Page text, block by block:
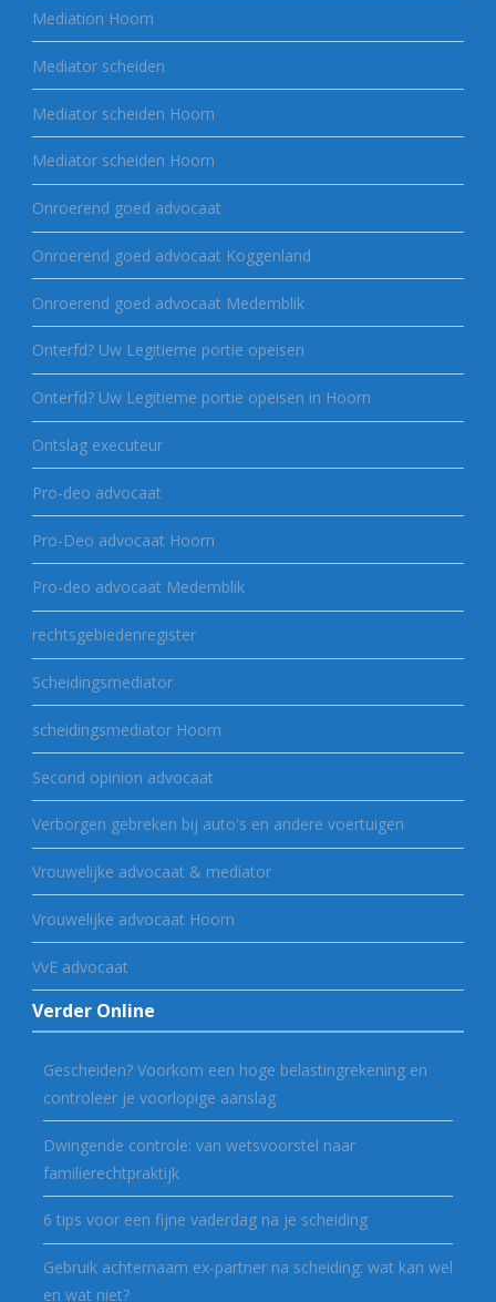
Mediation Hoorn
Mediator scheiden
Mediator scheiden Hoorn
Mediator scheiden Hoorn
Onroerend goed advocaat
Onroerend goed advocaat Koggenland
Onroerend goed advocaat Medemblik
Onterfd? Uw Legitieme portie opeisen
Onterfd? Uw Legitieme portie opeisen in Hoorn
Ontslag executeur
Pro-deo advocaat
Pro-Deo advocaat Hoorn
Pro-deo advocaat Medemblik
rechtsgebiedenregister
Scheidingsmediator
scheidingsmediator Hoorn
Second opinion advocaat
Verborgen gebreken bij auto's en andere voertuigen
Vrouwelijke advocaat & mediator
Vrouwelijke advocaat Hoorn
VvE advocaat
Verder Online
Gescheiden? Voorkom een hoge belastingrekening en
controleer je voorlopige aanslag
Dwingende controle: van wetsvoorstel naar
familierechtpraktijk
6 tips voor een fijne vaderdag na je scheiding
Gebruik achternaam ex-partner na scheiding: wat kan wel
en wat niet?